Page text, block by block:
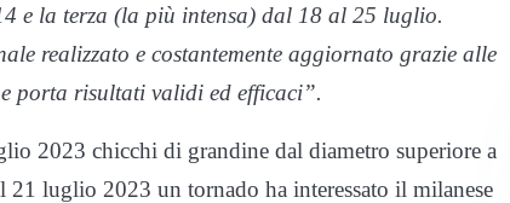
e la terza (la più intensa) dal 18 al 25 luglio.
realizzato e costantemente aggiornato grazie alle
porta risultati validi ed efficaci”.
2023 chicchi di grandine dal diametro superiore a
luglio 2023 un tornado ha interessato il milanese